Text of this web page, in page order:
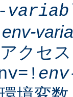
env-
クセ